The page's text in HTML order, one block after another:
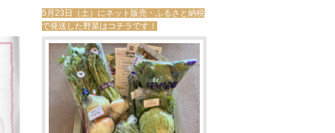
5月23日（土）にネット販売・ふるさと納税
で発送した野菜はコチラです！